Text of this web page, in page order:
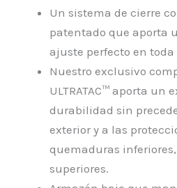
Un sistema de cierre
patentado que aporta
ajuste perfecto en toda
Nuestro exclusivo
ULTRATAC™ aporta un
durabilidad sin
exterior y a las
quemaduras
superiores.